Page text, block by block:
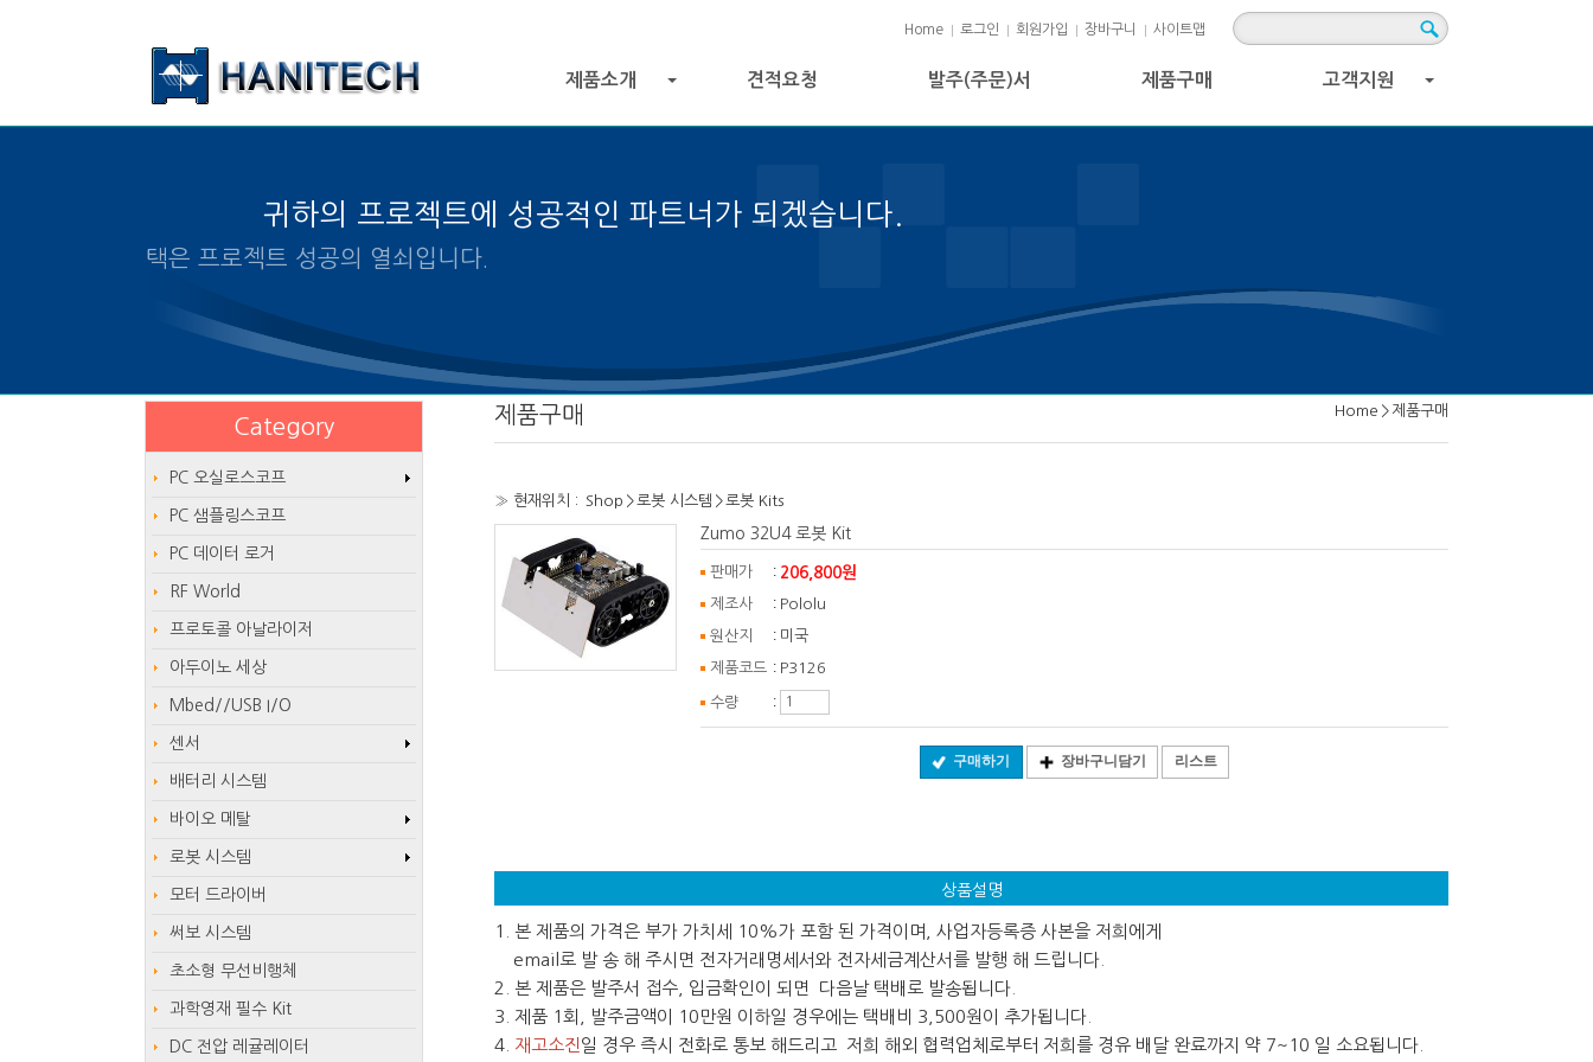
Home 로그인 회원가입 장바구니 사이트맵
제품소개 견적요청 발주(주문)서 제품구매 고객지원
귀하의 프로젝트에 성공적인 파트너가 되겠습니다.
알맞은 제품의 선택은 프로젝트 성공의 열쇠입니다.
Home > 제품구매
제품구매
» 현재위치 : Shop >로봇 시스템 >로봇 Kits
Zumo 32U4 로봇 Kit
판매가 : 206,800원
제조사 : Pololu
원산지 : 미국
제품코드 : P3126
수량 :
구매하기 장바구니담기 리스트
상품설명
1. 본 제품의 가격은 부가 가치세 10%가 포함 된 가격이며, 사업자등록증 사본을 저희에게
email로 발 송 해 주시면 전자거래명세서와 전자세금계산서를 발행 해 드립니다.
2. 본 제품은 발주서 접수, 입금확인이 되면 다음날 택배로 발송됩니다.
3. 제품 1회, 발주금액이 10만원 이하일 경우에는 택배비 3,500원이 추가됩니다.
4. 재고소진 일 경우 즉시 전화로 통보 해드리고 저희 해외 협력업체로부터 저희를 경유 배달 완료까지 약 7~10 일 소요됩니다.
Category
PC 오실로스코프
PC 샘플링스코프
PC 데이터 로거
RF World
프로토콜 아날라이저
아두이노 세상
Mbed//USB I/O
센서
배터리 시스템
바이오 메탈
로봇 시스템
모터 드라이버
써보 시스템
초소형 무선비행체
과학영재 필수 Kit
DC 전압 레귤레이터